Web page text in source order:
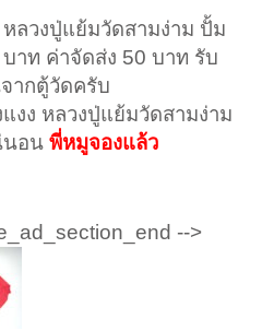
ลวงปู่แย้มวัดสามง่าม ปั้ม
าท ค่าจัดส่ง 50 บาท รับ
ากตู้วัดครับ
งง หลวงปู่แย้มวัดสามง่าม
นอนพี่หมูจองแล้ว
-->